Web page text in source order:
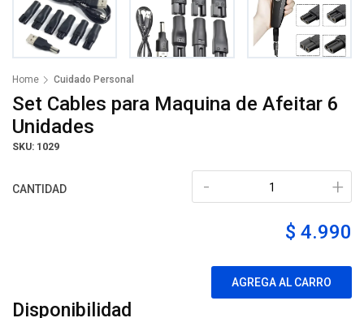
Home Cuidado Personal
Set Cables para Maquina de Afeitar 6
Unidades
SKU: 1029
CANTIDAD +
-
$ 4.990
AGREGA AL CARRO
Disponibilidad